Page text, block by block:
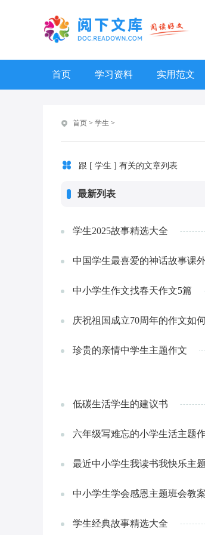
首页 学习资料 实用范文
首页 > 学生 >
跟 [ 学生 ] 有关的文章列表
最新列表
学生2025故事精选大全
中国学生最喜爱的神话故事课
中小学生作文找春天作文5篇
庆祝祖国成立70周年的作文如
珍贵的亲情中学生主题作文
低碳生活学生的建议书
六年级写难忘的小学生活主题
最近中小学生我读书我快乐主
中小学生学会感恩主题班会教案
学生经典故事精选大全